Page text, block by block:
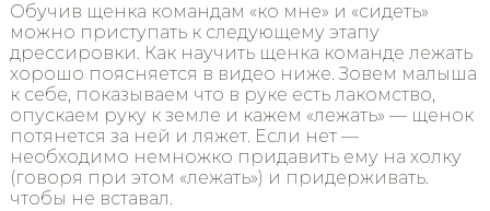
Обучив щенка командам «ко мне» и «сидеть»
можно приступать к следующему этапу
дрессировки. Как научить щенка команде лежать
хорошо поясняется в видео ниже. Зовем малыша
к себе, показываем что в руке есть лакомство,
опускаем руку к земле и кажем «лежать» — щенок
потянется за ней и ляжет. Если нет —
необходимо немножко придавить ему на холку
(говоря при этом «лежать») и придерживать.
чтобы не вставал.